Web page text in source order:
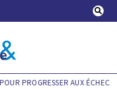
PROGRESSER AUX ÉCHECS !